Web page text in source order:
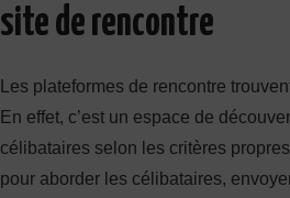
site de rencontre
Les plateformes de rencontre
En effet, c’est un espace de
célibataires selon les critères
pour aborder les célibataires,